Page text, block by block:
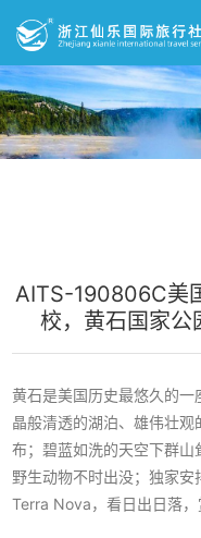
AITS-190806C美
校，黄石国家公
黄石是美国历史最悠久的
晶般清透的湖泊、雄伟壮
布；碧蓝如洗的天空下群山
野生动物不时出没；独家
Terra Nova，看日出日落，